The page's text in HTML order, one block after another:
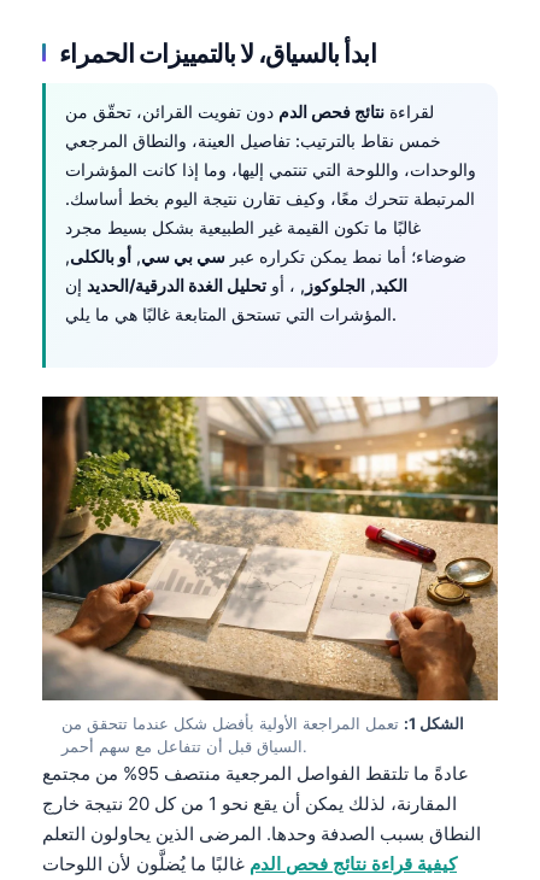
ابدأ بالسياق، لا بالتمييزات الحمراء
لقراءة نتائج فحص الدم دون تفويت القرائن، تحقّق من
خمس نقاط بالترتيب: تفاصيل العينة، والنطاق المرجعي
والوحدات، واللوحة التي تنتمي إليها، وما إذا كانت المؤشرات
المرتبطة تتحرك معًا، وكيف تقارن نتيجة اليوم بخط أساسك.
غالبًا ما تكون القيمة غير الطبيعية بشكل بسيط مجرد
ضوضاء؛ أما نمط يمكن تكراره عبر سي بي سي, أو بالكلى,
الكبد, الجلوكوز , ، أو تحليل الغدة الدرقية/الحديد إن
المؤشرات التي تستحق المتابعة غالبًا هي ما يلي.
الشكل 1:
تعمل المراجعة الأولية بأفضل شكل عندما تتحقق من
السياق قبل أن تتفاعل مع سهم أحمر.
عادةً ما تلتقط الفواصل المرجعية منتصف 95% من مجتمع
المقارنة، لذلك يمكن أن يقع نحو 1 من كل 20 نتيجة خارج
النطاق بسبب الصدفة وحدها. المرضى الذين يحاولون التعلم
كيفية قراءة نتائج فحص الدم غالبًا ما يُضلَّون لأن اللوحات